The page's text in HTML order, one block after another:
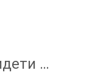
…